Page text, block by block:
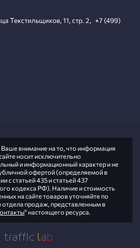
Текстильщиков, 11, стр. 2, +7 (499)
внимание на то, что информация
носит исключительно
и информационный характер и не
офертой (определяемой в
с статьей 435 и статьей 437
кодекса РФ). Наличие и стоимость
на сайте товаров уточняйте по
продаж, представленным в
" настоящего ресурса.